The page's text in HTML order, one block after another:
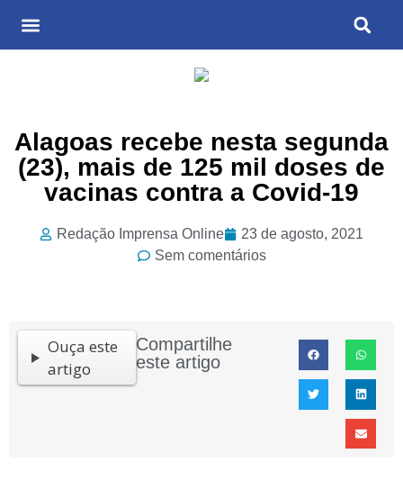
Alagoas recebe nesta segunda
(23), mais de 125 mil doses de
vacinas contra a Covid-19
Redação Imprensa Online
23 de agosto, 2021
Sem comentários
Ouça este
artigo
Compartilhe
este artigo